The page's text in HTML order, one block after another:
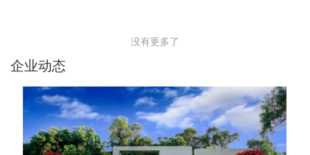
没有更多了
企业动态